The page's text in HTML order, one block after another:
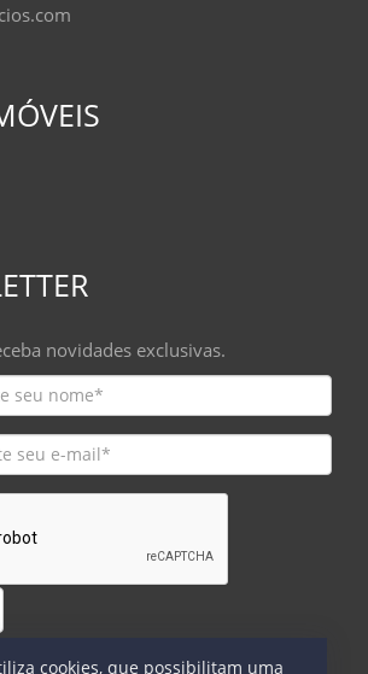
cookies, que possibilitam uma
novidades exclusivas.